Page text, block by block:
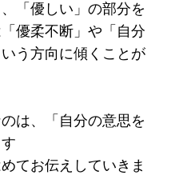
「優しい」の部分を
優柔不断」や「自分
う方向に傾くことが
は、「自分の意思を
てお伝えしていきま